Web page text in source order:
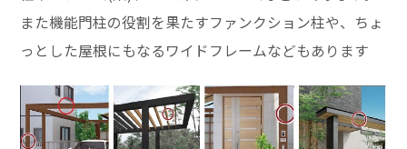
また機能門柱の役割を果たすファンクション柱や、ちょ
っとした屋根にもなるワイドフレームなどもあります